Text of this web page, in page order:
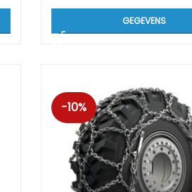
GEGEVENS
-10%